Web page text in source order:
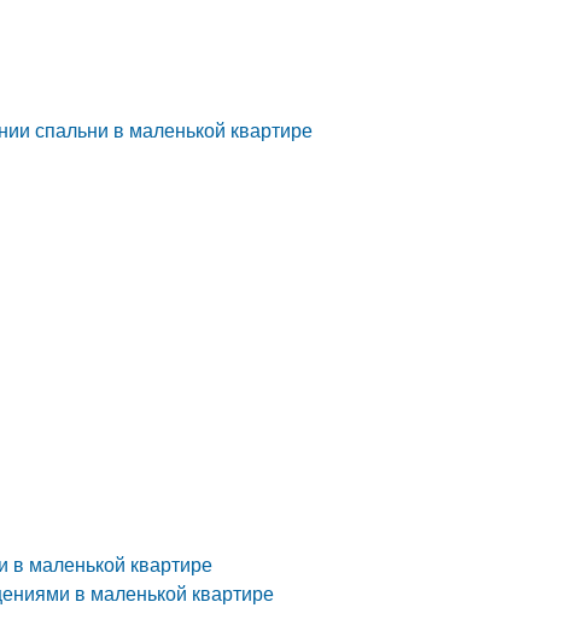
спальни в маленькой квартире
маленькой квартире
в маленькой квартире